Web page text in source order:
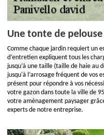
Une tonte de
Comme chaque jardin requiert un
d’entretien expliquent tous les
jusqu’à une taille (taille de haie au
jusqu'à l’arrosage fréquent de vos
présent pour répondre à vos
votre gazon dans toute la ville de
votre aménagement paysager
experts de notre entreprise.